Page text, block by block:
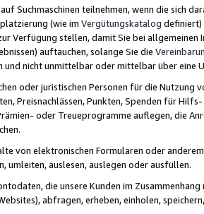
Suchmaschinen teilnehmen, wenn die sich
(wie im Vergütungskatalog definiert)
Verfügung stellen, damit Sie bei
auftauchen, solange Sie die
und nicht unmittelbar oder mittelbar über eine
oder juristischen Personen für die Nutzung
Preisnachlässen, Punkten, Spenden für
oder Treueprogramme auflegen, die
von elektronischen Formularen oder
umleiten, auslesen, auslegen oder ausfüllen.
die unsere Kunden im
abfragen, erheben, einholen,